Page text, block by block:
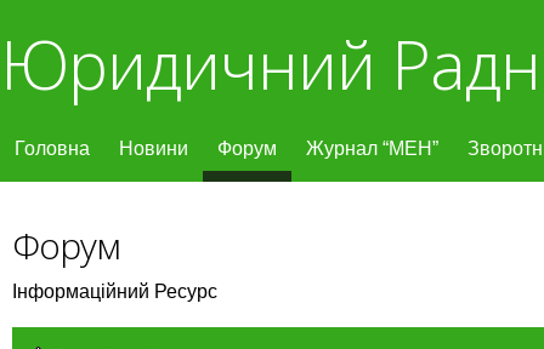
Юридичний
Головна Новини Форум Журнал “МЕН”
Форум
Інформаційний Ресурс